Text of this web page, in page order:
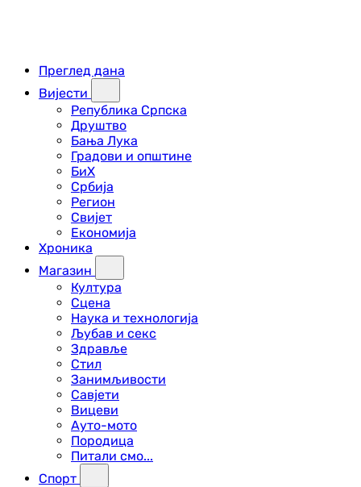
Преглед дана
Вијести
Република Српска
Друштво
Бања Лука
Градови и општине
БиХ
Србија
Регион
Свијет
Економија
Хроника
Магазин
Култура
Сцена
Наука и технологија
Љубав и секс
Здравље
Стил
Занимљивости
Савјети
Вицеви
Ауто-мото
Породица
Питали смо...
Спорт